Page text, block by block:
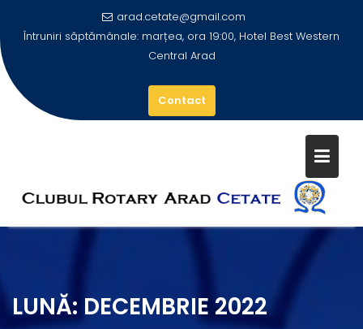
arad.cetate@gmail.com
Întruniri săptămânale: marțea, ora 19:00, Hotel Best Western
Central Arad
Contact
LUNĂ: DECEMBRIE 2022